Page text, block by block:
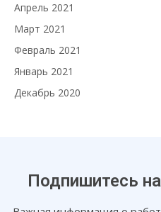
Апрель 2021
Март 2021
Февраль 2021
Январь 2021
Декабрь 2020
Подпишитесь